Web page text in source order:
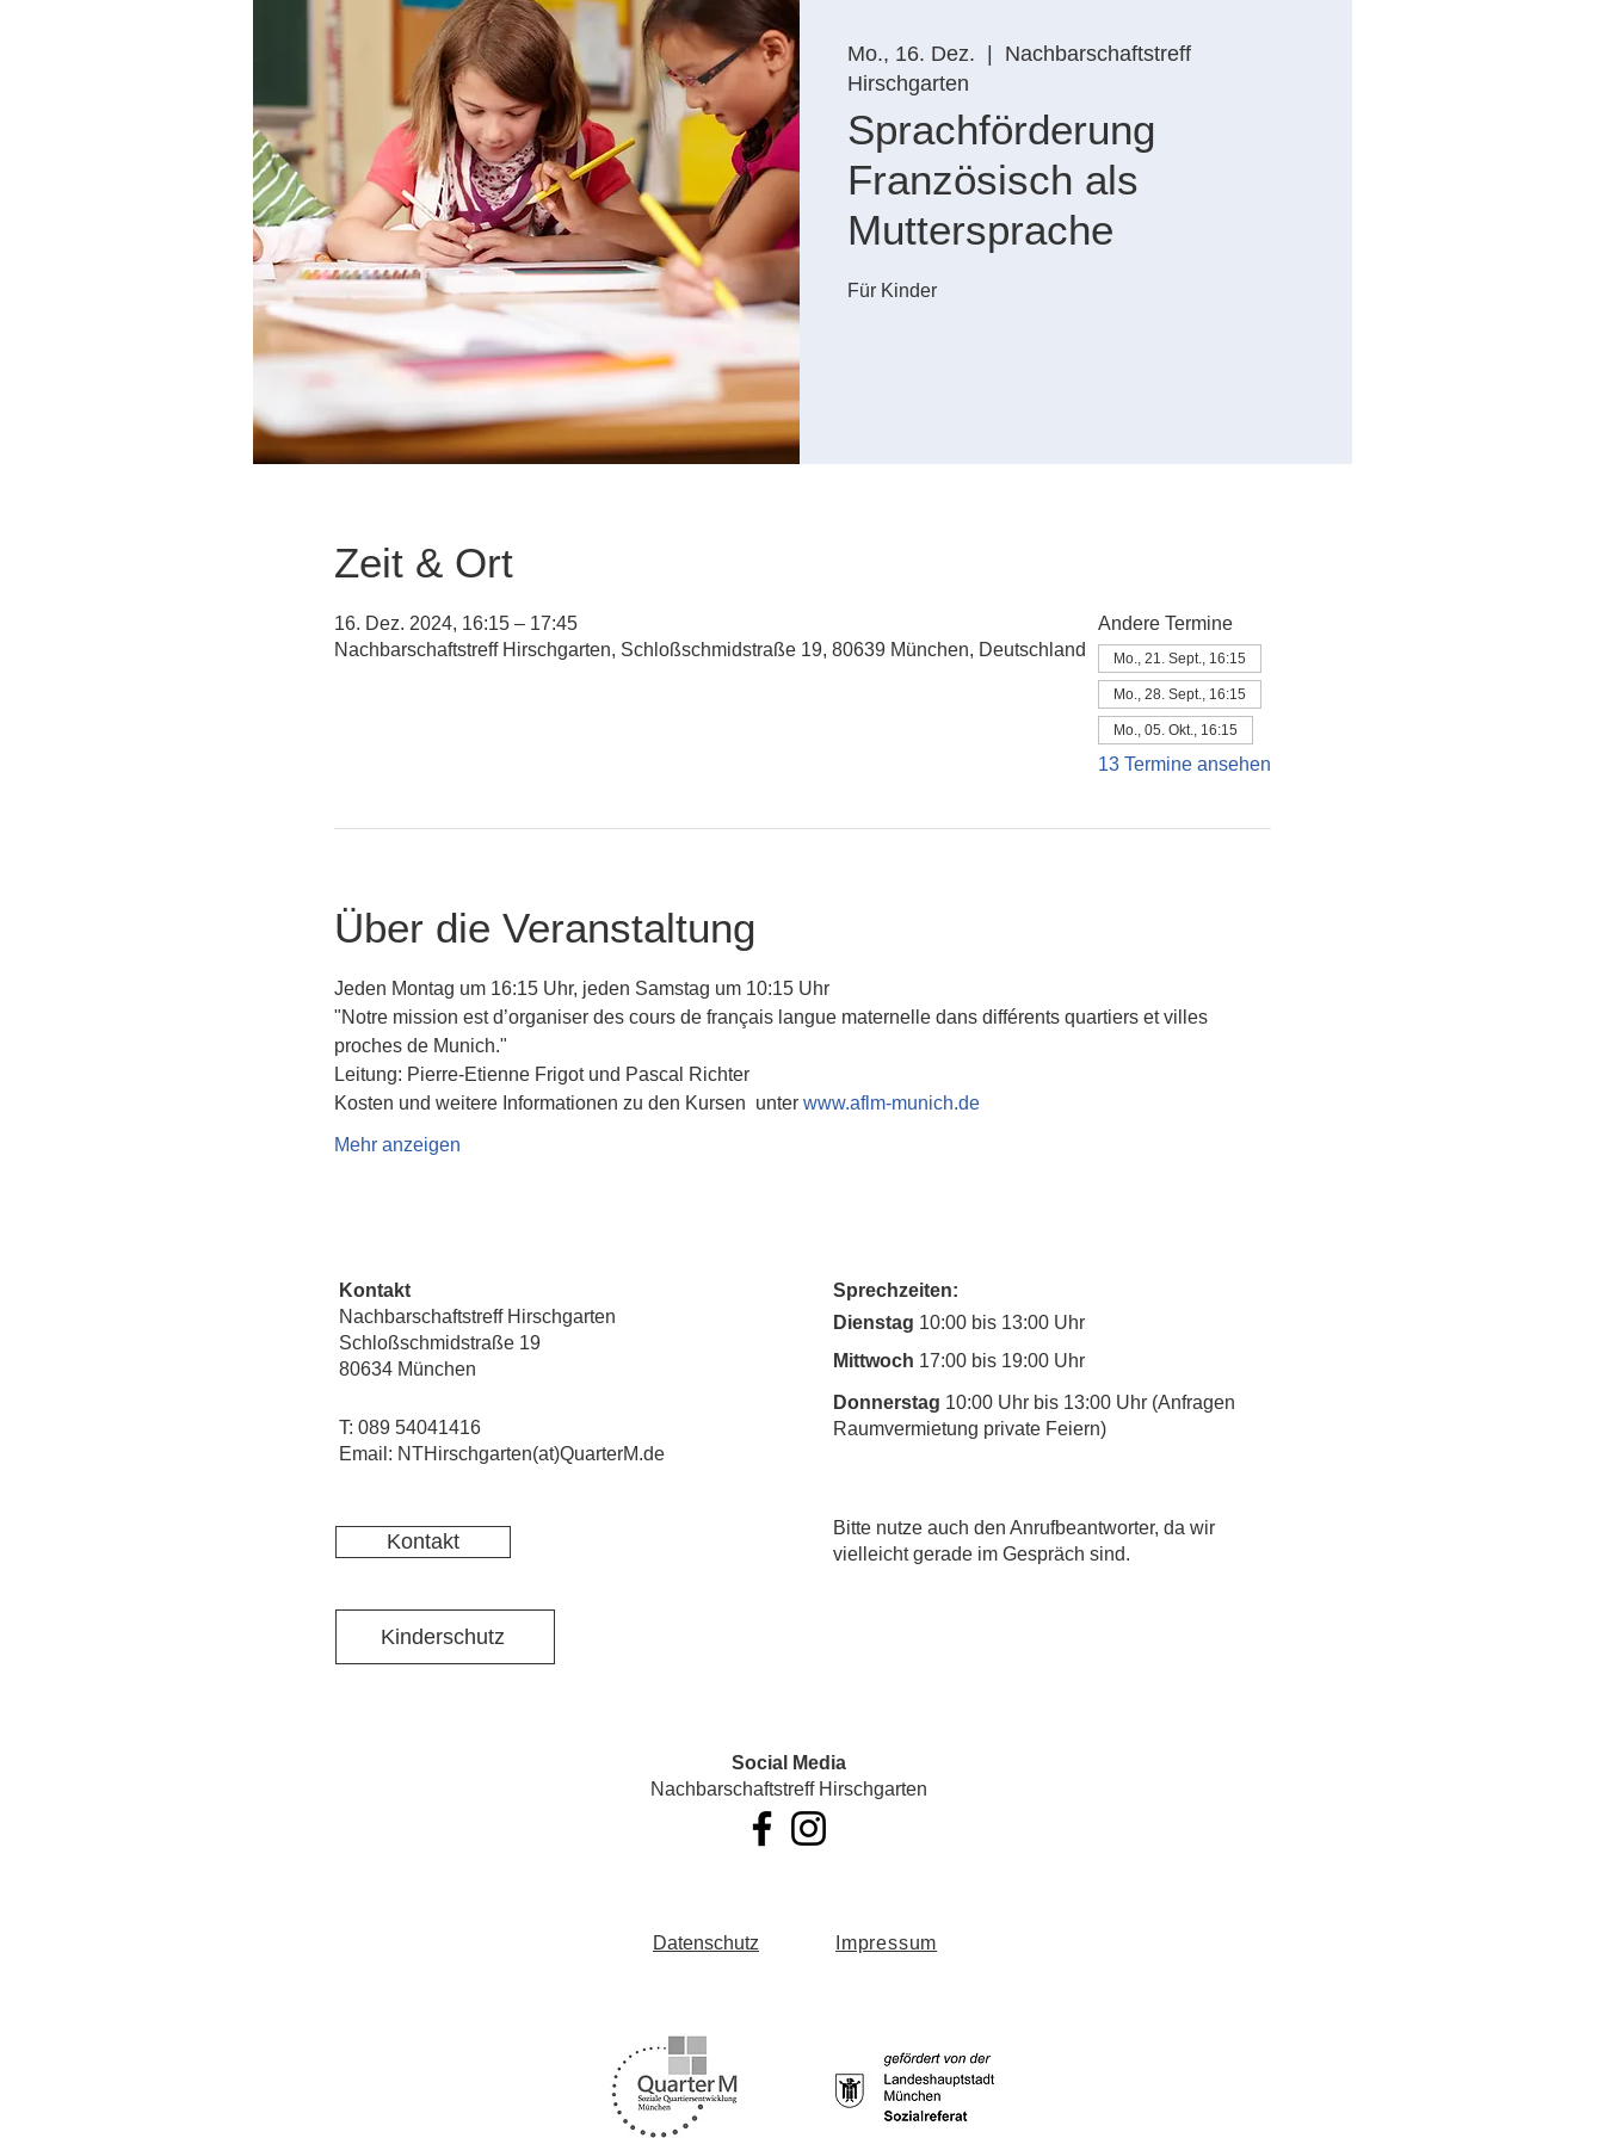
Mo., 16. Dez.
  |
Nachbarschaftstreff
Hirschgarten
Sprachförderung
Französisch als
Muttersprache
Für Kinder
Zeit & Ort
16. Dez. 2024, 16:15 – 17:45
Nachbarschaftstreff Hirschgarten, Schloßschmidstraße 19, 80639 München, Deutschland
Andere Termine
Mo., 21. Sept., 16:15
Mo., 28. Sept., 16:15
Mo., 05. Okt., 16:15
13 Termine ansehen
Über die Veranstaltung
Jeden Montag um 16:15 Uhr, jeden Samstag um 10:15 Uhr
"Notre mission est d’organiser des cours de français langue maternelle dans différents quartiers et villes
proches de Munich."
Leitung: Pierre-Etienne Frigot und Pascal Richter
Kosten und weitere Informationen zu den Kursen  unter www.aflm-munich.de
Mehr anzeigen
Kontakt
Nachbarschaftstreff Hirschgarten
Schloßschmidstraße 19
80634 München
T: 089 54041416
Email: NTHirschgarten(at)QuarterM.de
Kontakt
Sprechzeiten:
Dienstag 10:00 bis 13:00 Uhr
Mittwoch 17:00 bis 19:00 Uhr
Donnerstag 10:00 Uhr bis 13:00 Uhr (Anfragen
Raumvermietung private Feiern)
​Bitte nutze auch den Anrufbeantworter, da wir
vielleicht gerade im Gespräch sind.
Kinderschutz
Social Media
Nachbarschaftstreff Hirschgarten
Datenschutz Impressum